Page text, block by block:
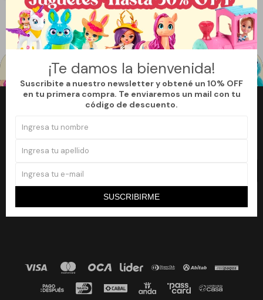
¡Te damos la bienvenida!
Suscribite a nuestro newsletter y obtené un 10% OFF
en tu primera compra. Te enviaremos un mail con tu
código de descuento.
SUSCRIBIRME
Te recomendamos quitar: Harry Potter
¡Suscribite a nuestro newsletter y accedé a un 10% off en tu primera
 